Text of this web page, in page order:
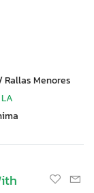
Menores